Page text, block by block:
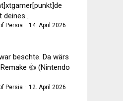
Persia · 14. April 2026
beschte. Da wärs
👍 (Nintendo
Persia · 12. April 2026